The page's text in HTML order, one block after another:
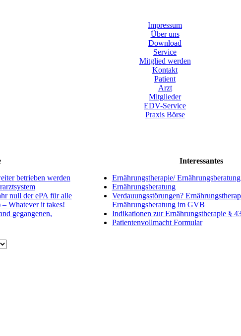
Impressum
Über uns
Download
Service
Mitglied werden
Kontakt
Patient
Arzt
Mitglieder
EDV-Service
Praxis Börse
betrieben werden
null der ePA für alle
Whatever it takes!
gegangenen,
Interessantes
Ernährungstherapie/
Ernährungsberatung
Verdauungsstörungen?
Ernährungsberatung im GVB
Indikationen zur Ernährungstherapie §
Patientenvollmacht Formular